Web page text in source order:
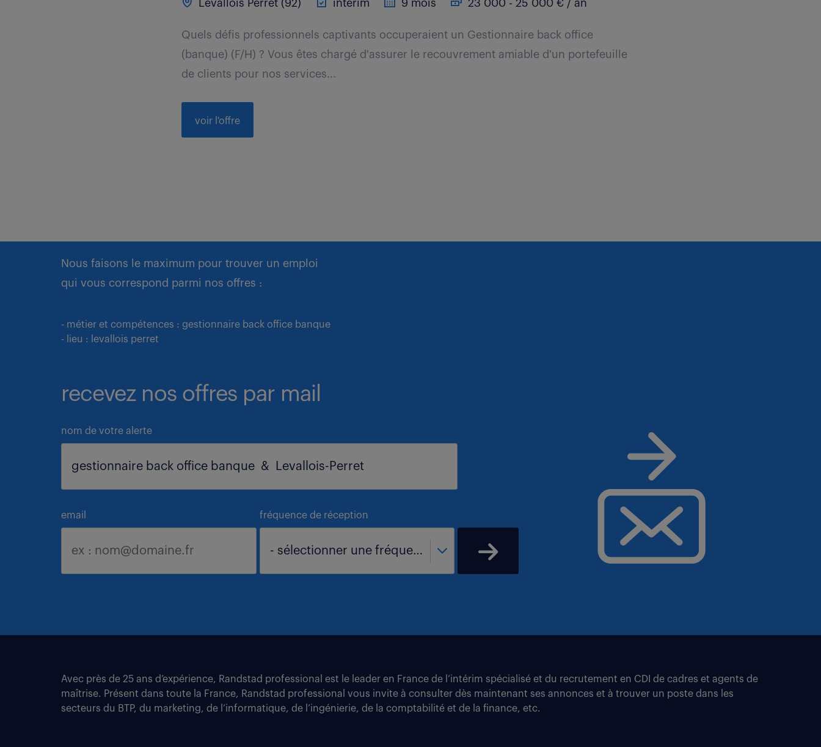
Levallois Perret (92) intérim 9 mois 23 000 - 25 000 € / an
Quels défis professionnels captivants occuperaient un Gestionnaire back office
(banque) (F/H) ? Vous êtes chargé d'assurer le recouvrement amiable d'un portefeuille
de clients pour nos services...
voir l'offre
Nous faisons le maximum pour trouver un emploi
qui vous correspond parmi nos offres :
- métier et compétences : gestionnaire back office banque
- lieu : levallois perret
recevez nos offres par mail
nom de votre alerte
email fréquence de réception
- sélectionner une fréquence -
Avec près de 25 ans d’expérience, Randstad professional est le leader en France de l’intérim spécialisé et du recrutement en CDI de cadres et agents de
maîtrise. Présent dans toute la France, Randstad professional vous invite à consulter dès maintenant ses annonces et à trouver un poste dans les
secteurs du BTP, du marketing, de l’informatique, de l’ingénierie, de la comptabilité et de la finance, etc.